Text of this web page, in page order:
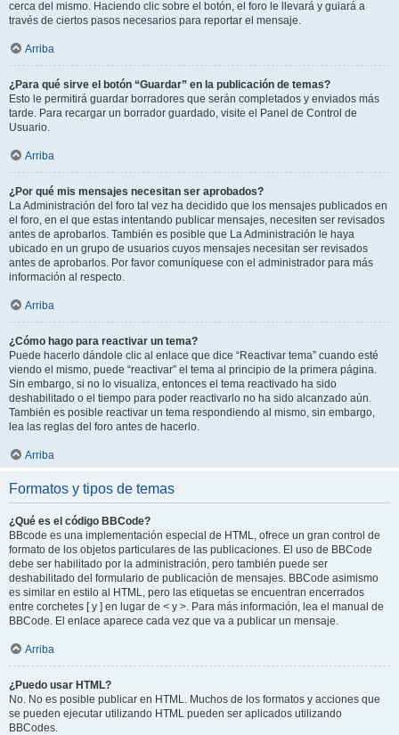
cerca del mismo. Haciendo clic sobre el botón, el foro le llevará y guiará a
través de ciertos pasos necesarios para reportar el mensaje.
Arriba
¿Para qué sirve el botón “Guardar” en la publicación de temas?
Esto le permitirá guardar borradores que serán completados y enviados más
tarde. Para recargar un borrador guardado, visite el Panel de Control de
Usuario.
Arriba
¿Por qué mis mensajes necesitan ser aprobados?
La Administración del foro tal vez ha decidido que los mensajes publicados en
el foro, en el que estas intentando publicar mensajes, necesiten ser revisados
antes de aprobarlos. También es posible que La Administración le haya
ubicado en un grupo de usuarios cuyos mensajes necesitan ser revisados
antes de aprobarlos. Por favor comuníquese con el administrador para más
información al respecto.
Arriba
¿Cómo hago para reactivar un tema?
Puede hacerlo dándole clic al enlace que dice “Reactivar tema” cuando esté
viendo el mismo, puede “reactivar” el tema al principio de la primera página.
Sin embargo, si no lo visualiza, entonces el tema reactivado ha sido
deshabilitado o el tiempo para poder reactivarlo no ha sido alcanzado aún.
También es posible reactivar un tema respondiendo al mismo, sin embargo,
lea las reglas del foro antes de hacerlo.
Arriba
Formatos y tipos de temas
¿Qué es el código BBCode?
BBcode es una implementación especial de HTML, ofrece un gran control de
formato de los objetos particulares de las publicaciones. El uso de BBCode
debe ser habilitado por la administración, pero también puede ser
deshabilitado del formulario de publicación de mensajes. BBCode asimismo
es similar en estilo al HTML, pero las etiquetas se encuentran encerrados
entre corchetes [ y ] en lugar de < y >. Para más información, lea el manual de
BBCode. El enlace aparece cada vez que va a publicar un mensaje.
Arriba
¿Puedo usar HTML?
No. No es posible publicar en HTML. Muchos de los formatos y acciones que
se pueden ejecutar utilizando HTML pueden ser aplicados utilizando
BBCodes.